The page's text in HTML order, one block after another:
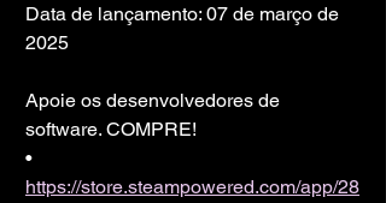
Data de lançamento: 07 de março de
2025
Apoie os desenvolvedores de
software. COMPRE!
•
https://store.steampowered.com/app/28